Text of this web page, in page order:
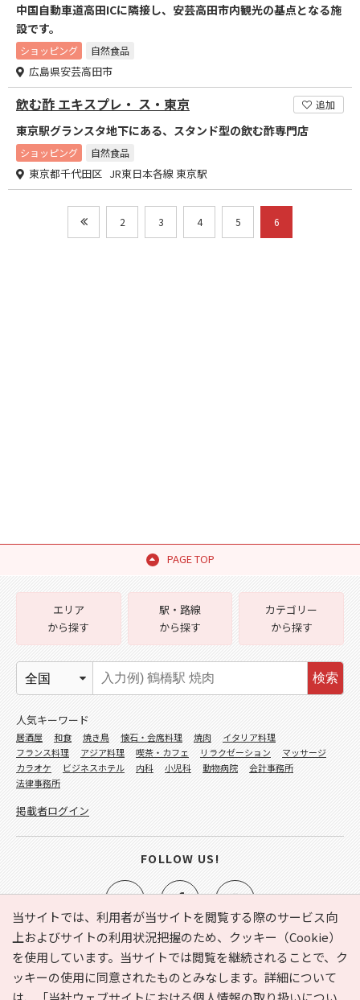
中国自動車道高田ICに隣接し、安芸高田市内観光の基点となる施
設です。
ショッピング 自然食品
広島県安芸高田市
飲む酢 エキスプレ・ ス・東京 追加
東京駅グランスタ地下にある、スタンド型の飲む酢専門店
ショッピング 自然食品
東京都千代田区 JR東日本各線 東京駅
2 3 4 5 6
PAGE TOP
当サイトでは、利用者が当サイトを閲覧する際のサービス向
上およびサイトの利用状況把握のため、クッキー（Cookie）
を使用しています。当サイトでは閲覧を継続されることで、ク
ッキーの使用に同意されたものとみなします。詳細について
e-NAVITA（イーナビタ）とは？ お気に入り
ヘルプ
利用規約
個人情報の取り扱いについて 運営会社
エリア
から探す
駅・路線
から探す
カテゴリー
から探す
検索
人気キーワード
居酒屋 和食 焼き鳥 懐石・会席料理 焼肉
イタリア料理
フランス料理
アジア料理 喫茶・カフェ リラクゼーション
マッサージ
カラオケ
ビジネスホテル 内科 小児科 動物病院
会計事務所
法律事務所
掲載者ログイン
FOLLOW US!